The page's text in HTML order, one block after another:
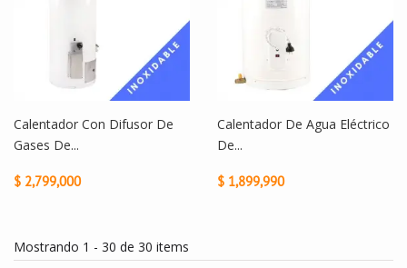
Calentador Con Difusor De
Gases De...
$ 2,799,000
Calentador De Agua Eléctrico
De...
$ 1,899,990
Mostrando 1 - 30 de 30 items